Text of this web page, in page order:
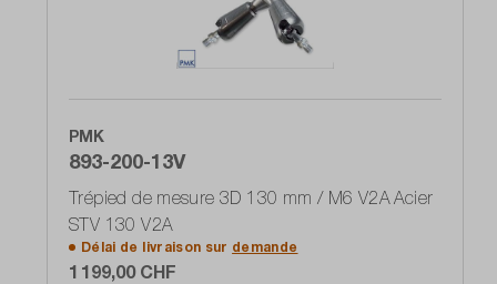
PMK
893-200-13V
Trépied de mesure 3D 130 mm / M6 V2A Acier
STV 130 V2A
Délai de livraison sur demande
1 199,00 CHF